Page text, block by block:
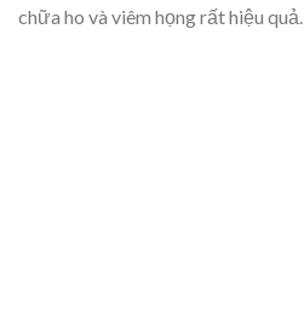
chữa ho và viêm họng rất hiệu quả.